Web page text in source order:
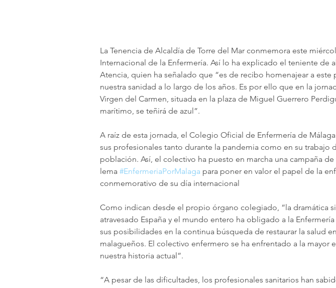
La Tenencia de Alcaldía de Torre del Mar conmemora este
Internacional de la Enfermería. Así lo ha explicado el teniente de
Atencia, quien ha señalado que “es de recibo homenajear a este
nuestra sanidad a lo largo de los años. Es por ello que en la
Virgen del Carmen, situada en la plaza de Miguel Guerrero
marítimo, se teñirá de azul”.
A raíz de esta jornada, el Colegio Oficial de Enfermería de
sus profesionales tanto durante la pandemia como en su trabajo
población. Así, el colectivo ha puesto en marcha una campaña
lema #EnfermeriaPorMalaga para poner en valor el papel de la
conmemorativo de su día internacional
Como indican desde el propio órgano colegiado, “la dramática
atravesado España y el mundo entero ha obligado a la
sus posibilidades en la continua búsqueda de restaurar la salud
malagueños. El colectivo enfermero se ha enfrentado a la mayor
nuestra historia actual”.
“A pesar de las dificultades, los profesionales sanitarios han